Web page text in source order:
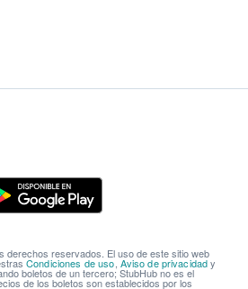
derechos reservados. El uso de este sitio web
Condiciones de uso, Aviso de privacidady
boletos de un tercero; StubHub no es el
de los boletos son establecidos por los